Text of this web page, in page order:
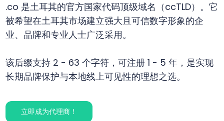
.co 是土耳其的官方国家代码顶级域名（ccTLD）。它
被希望在土耳其市场建立强大且可信数字形象的企
业、品牌和专业人士广泛采用。
该后缀支持 2 - 63 个字符，可注册 1 - 5 年，是实现
长期品牌保护与本地线上可见性的理想之选。
立即成为代理商！